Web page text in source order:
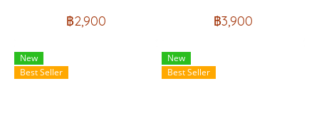
฿2,900 ฿3,900
New
Best Seller
New
Best Seller